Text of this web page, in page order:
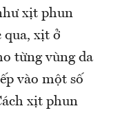
xịt phun
qua, xịt ở
từng vùng da
vào một số
xịt phun